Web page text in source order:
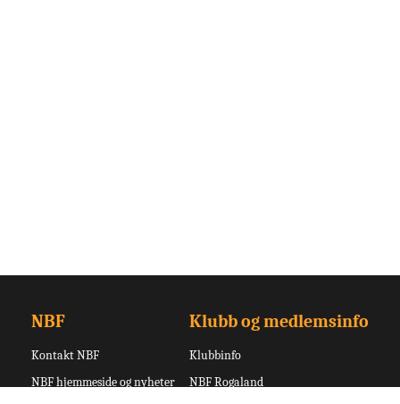
NBF
Kontakt NBF
NBF hjemmeside og nyheter
Klubb og medlemsinfo
Klubbinfo
NBF Rogaland